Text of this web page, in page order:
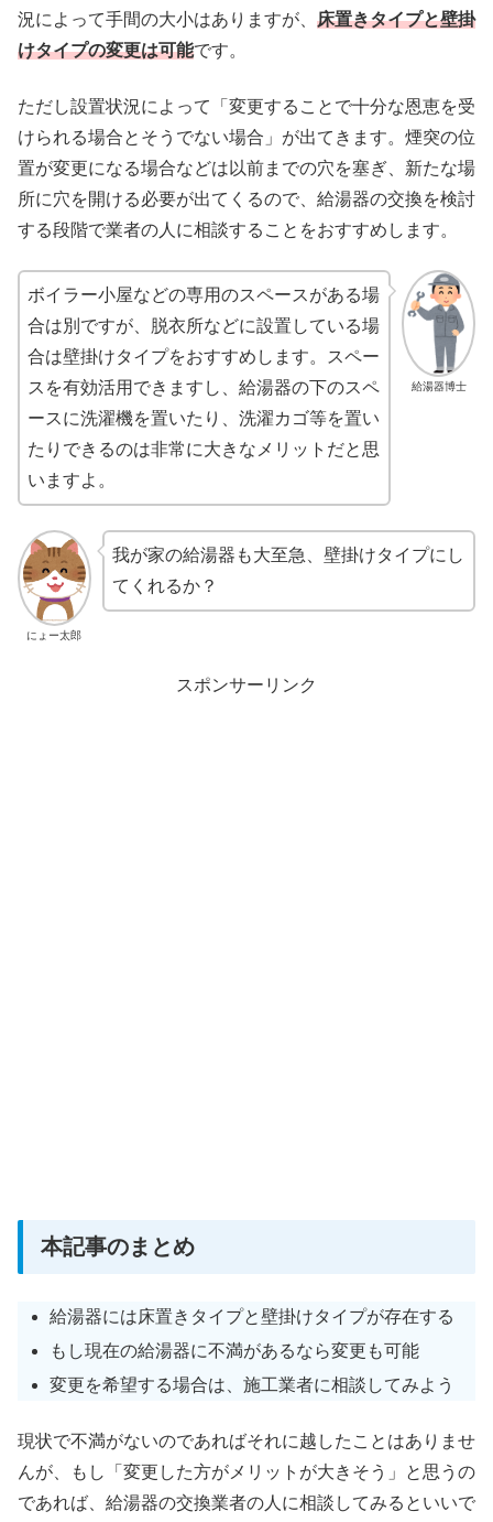
況によって手間の大小はありますが、 床置きタイプと壁掛
けタイプの変更は可能です。
ただし設置状況によって「変更することで十分な恩恵を受
けられる場合とそうでない場合」が出てきます。煙突の位
置が変更になる場合などは以前までの穴を塞ぎ、新たな場
所に穴を開ける必要が出てくるので、給湯器の交換を検討
する段階で業者の人に相談することをおすすめします。
給湯器博士
ボイラー小屋などの専用のスペースがある場
合は別ですが、脱衣所などに設置している場
合は壁掛けタイプをおすすめします。スペー
スを有効活用できますし、給湯器の下のスペ
ースに洗濯機を置いたり、洗濯カゴ等を置い
たりできるのは非常に大きなメリットだと思
いますよ。
にょー太郎
我が家の給湯器も大至急、壁掛けタイプにし
てくれるか？
スポンサーリンク
本記事のまとめ
給湯器には床置きタイプと壁掛けタイプが存在する
もし現在の給湯器に不満があるなら変更も可能
変更を希望する場合は、施工業者に相談してみよう
現状で不満がないのであればそれに越したことはありませ
んが、もし「変更した方がメリットが大きそう」と思うの
であれば、給湯器の交換業者の人に相談してみるといいで